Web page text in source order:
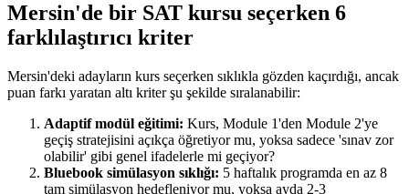
Mersin'de bir SAT kursu seçerken 6
farklılaştırıcı kriter
Mersin'deki adayların kurs seçerken sıklıkla gözden kaçırdığı, ancak
puan farkı yaratan altı kriter şu şekilde sıralanabilir:
Adaptif modül eğitimi: Kurs, Module 1'den Module 2'ye
geçiş stratejisini açıkça öğretiyor mu, yoksa sadece 'sınav zor
olabilir' gibi genel ifadelerle mi geçiyor?
Bluebook simülasyon sıklığı: 5 haftalık programda en az 8
tam simülasyon hedefleniyor mu, yoksa ayda 2-3